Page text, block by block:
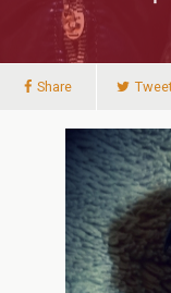
Share